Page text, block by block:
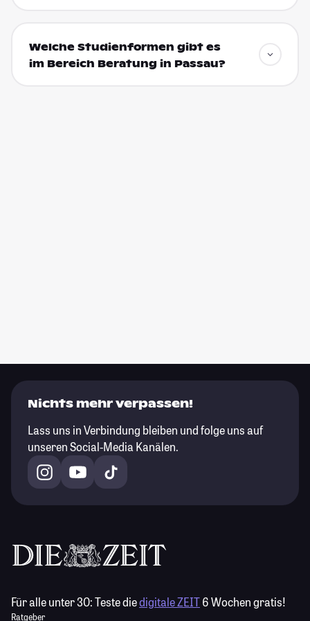
Welche Studienformen gibt es
im Bereich Beratung in Passau?
Nichts mehr verpassen!
Lass uns in Verbindung bleiben und folge uns auf
unseren Social-Media Kanälen.
Für alle unter 30:Teste diedigitale ZEIT6 Wochen gratis!
Ratgeber